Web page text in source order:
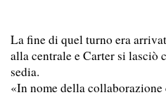
La fine di quel turno era
alla centrale e Carter si lasciò
sedia.
«In nome della